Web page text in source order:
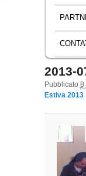
2013-
Pubblicato 8
Estiva 2013